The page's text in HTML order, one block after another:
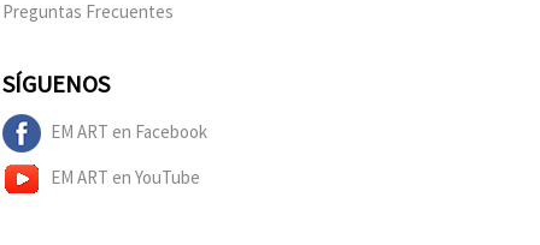
Preguntas Frecuentes
SÍGUENOS
EM ART en Facebook
EM ART en YouTube